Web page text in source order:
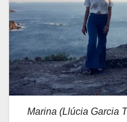
Marina (Llúcia Garcia